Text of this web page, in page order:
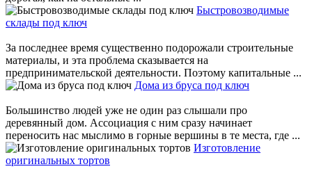
Быстровозводимые
склады под ключ
За последнее время существенно подорожали строительные
материалы, и эта проблема сказывается на
предпринимательской деятельности. Поэтому капитальные ...
Дома из бруса под ключ
Большинство людей уже не один раз слышали про
деревянный дом. Ассоциация с ним сразу начинает
переносить нас мыслимо в горные вершины в те места, где ...
Изготовление
оригинальных тортов